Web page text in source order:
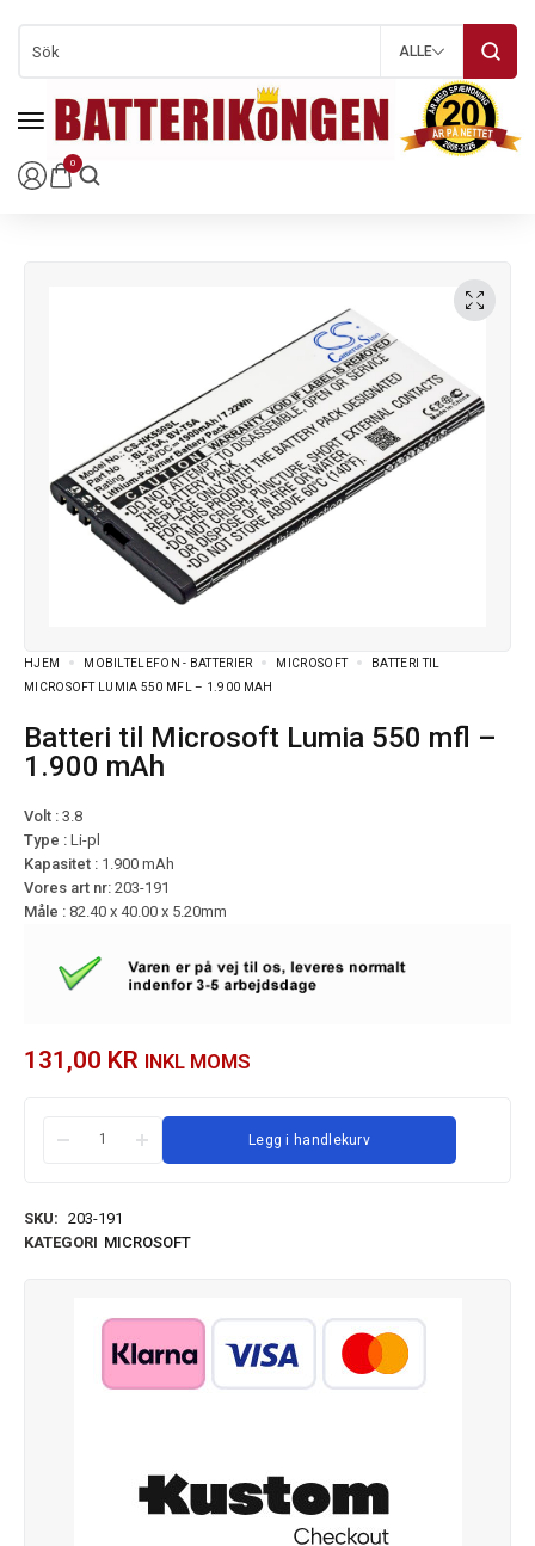
0
ALLE
HJEM MOBILTELEFON - BATTERIER MICROSOFT
BATTERI TIL
MICROSOFT LUMIA 550 MFL – 1.900 MAH
Batteri til Microsoft Lumia 550 mfl –
1.900 mAh
Volt : 3.8
Type : Li-pl
Kapasitet : 1.900 mAh
Vores art nr: 203-191
Måle : 82.40 x 40.00 x 5.20mm
131,00 KR INKL MOMS
Legg i handlekurv
SKU: 203-191
KATEGORI MICROSOFT